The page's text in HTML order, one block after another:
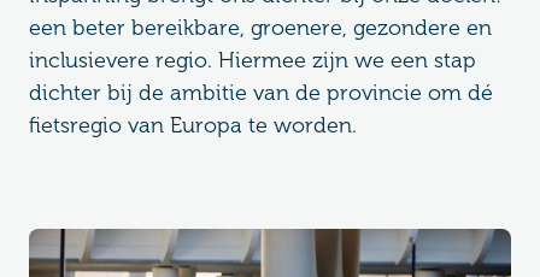
een beter bereikbare, groenere, gezondere en
inclusievere regio. Hiermee zijn we een stap
dichter bij de ambitie van de provincie om dé
fietsregio van Europa te worden.